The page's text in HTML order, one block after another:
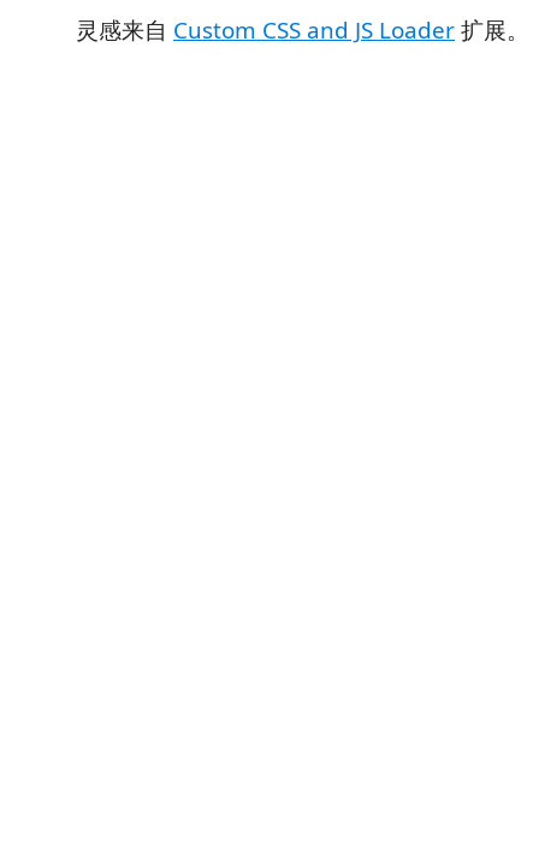
灵感来自 Custom CSS and JS Loader扩展。